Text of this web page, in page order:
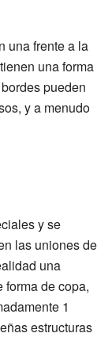
una frente a la
una forma
pueden
y a menudo
y se
las uniones de
una
forma de copa,
1
estructuras